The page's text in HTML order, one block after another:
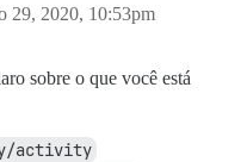
29, 2020, 10:53pm
sobre o que você está
activity